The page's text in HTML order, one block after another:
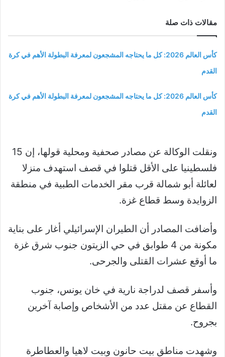
مقالات ذات صلة
كأس العالم 2026: كل ما يحتاجه المشجعون لمعرفة البطولة الأهم في كرة
القدم
كأس العالم 2026: كل ما يحتاجه المشجعون لمعرفة البطولة الأهم في كرة
القدم
ونقلت الوكالة عن مصادر صحفية ومحلية قولها، إن 15
فلسطينيا على الأقل قتلوا في قصف استهدف منزلا
لعائلة أبو شمالة قرب مقر الخدمات الطبية في منطقة
الزوايدة وسط قطاع غزة.
وأضافت المصادر أن الطيران الإسرائيلي أغار على بناية
مكونة من 4 طوابق في حي الزيتون جنوب شرق غزة
ما أوقع عشرات القتلى والجرحى.
وأسفر قصف لدراجة نارية في خان يونس، جنوب
القطاع عن مقتل عدد من الأشخاص وإصابة آخرين
بجروح.
وشهدت مناطق بيت حانون وبيت لاهيا والعطاطرة